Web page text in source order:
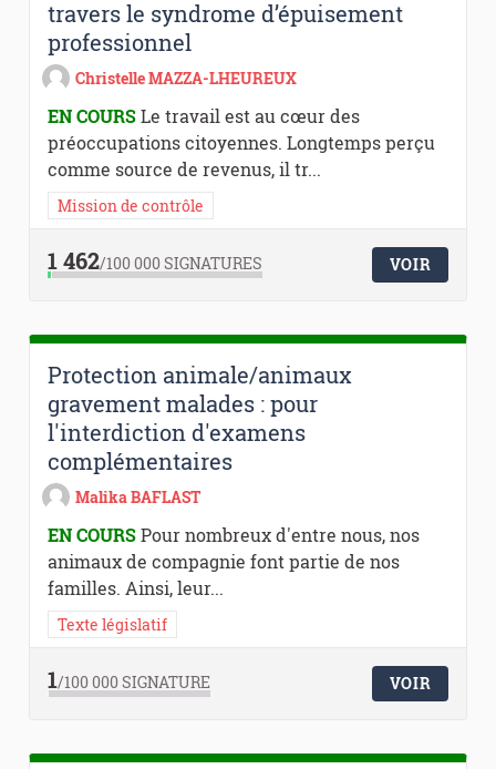
travers le syndrome d’épuisement
professionnel
Christelle MAZZA-LHEUREUX
EN COURSLe travail est au cœur des
préoccupations citoyennes. Longtemps perçu
comme source de revenus, il tr...
Mission de contrôle
1 462/100 000SIGNATURES VOIR
Protection animale/animaux
gravement malades : pour
l'interdiction d'examens
complémentaires
Malika BAFLAST
EN COURSPour nombreux d'entre nous, nos
animaux de compagnie font partie de nos
familles. Ainsi, leur...
Texte législatif
1/100 000SIGNATURE VOIR